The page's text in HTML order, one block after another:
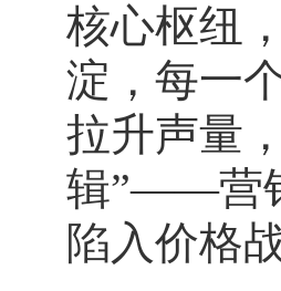
核心枢纽
淀，每一
拉升声量
辑”——营
陷入价格